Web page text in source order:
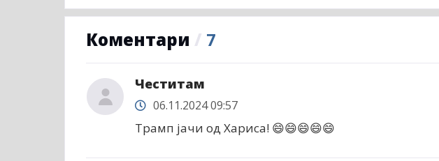
Коментари / 7
Честитам
06.11.2024 09:57
Трамп јачи од Хариса! 😄😄😄😄😄